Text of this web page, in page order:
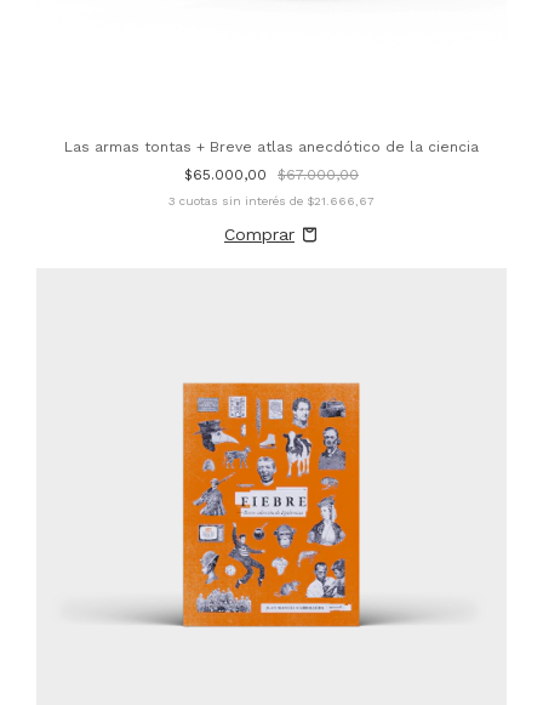
Las armas tontas + Breve atlas anecdótico de la ciencia
$65.000,00
$67.000,00
3 cuotas sin interés de $21.666,67